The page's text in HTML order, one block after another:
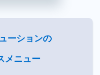
ーションの
メニュー